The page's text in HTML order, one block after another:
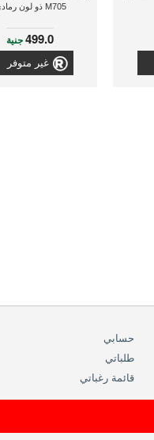
M705 ذو لون رمادى
499.0جنية
غير متوفر
حسابي
طلباتي
قائمة رغباتي